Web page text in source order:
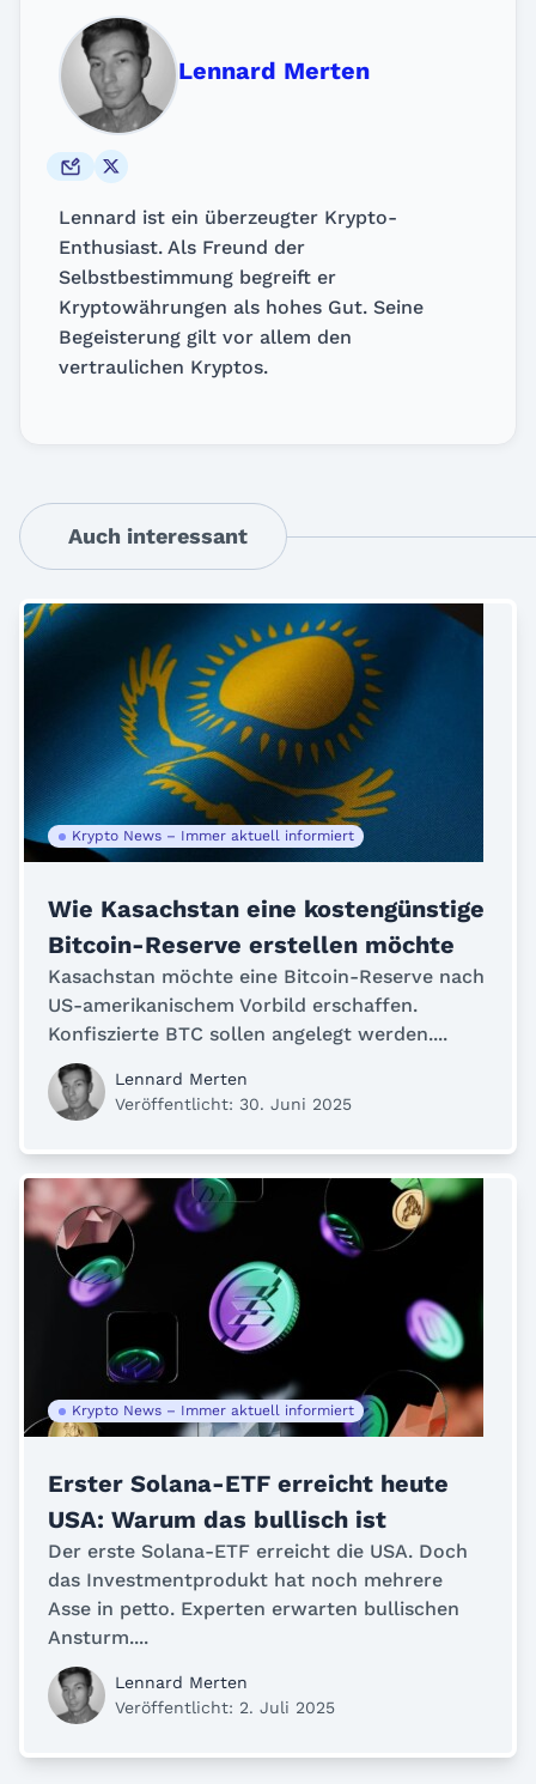
Lennard Merten
Lennard ist ein überzeugter Krypto-
Enthusiast. Als Freund der
Selbstbestimmung begreift er
Kryptowährungen als hohes Gut. Seine
Begeisterung gilt vor allem den
vertraulichen Kryptos.
Auch interessant
Krypto News – Immer aktuell informiert
Wie Kasachstan eine kostengünstige
Bitcoin-Reserve erstellen möchte
Kasachstan möchte eine Bitcoin-Reserve nach
US-amerikanischem Vorbild erschaffen.
Konfiszierte BTC sollen angelegt werden....
Lennard Merten
Veröffentlicht: 30. Juni 2025
Krypto News – Immer aktuell informiert
Erster Solana-ETF erreicht heute
USA: Warum das bullisch ist
Der erste Solana-ETF erreicht die USA. Doch
das Investmentprodukt hat noch mehrere
Asse in petto. Experten erwarten bullischen
Ansturm....
Lennard Merten
Veröffentlicht: 2. Juli 2025